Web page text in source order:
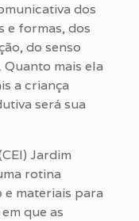
dos
e formas, dos
do senso
mais ela
a criança
será sua
Jardim
rotina
e materiais para
que as